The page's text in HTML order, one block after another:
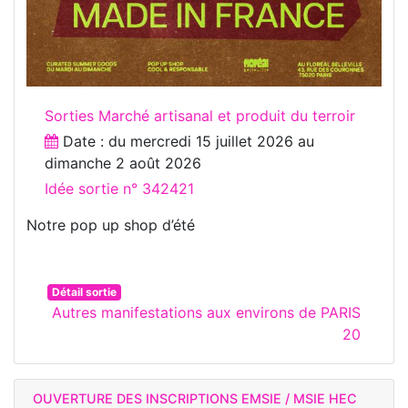
Sorties Marché artisanal et produit du terroir
Date : du mercredi 15 juillet 2026 au
dimanche 2 août 2026
Idée sortie n° 342421
Notre pop up shop d’été
Détail sortie
Autres manifestations aux environs de PARIS
20
OUVERTURE DES INSCRIPTIONS EMSIE / MSIE HEC